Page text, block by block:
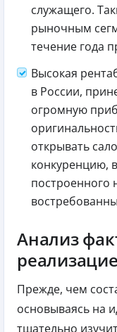
служащего.
рыночным
течение года
Высокая
в России,
огромную
открывать
конкуренцию,
построенного
Анализ
Прежде, чем
основываясь на
тщательно